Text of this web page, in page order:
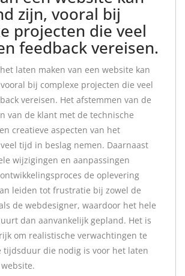
zijn, vooral bij
projecten die veel
feedback vereisen.
laten maken van een website kan
bij complexe projecten die veel
vereisen. Het afstemmen van de
van de klant met de technische
creatieve aspecten van het
tijd in beslag nemen. Daarnaast
wijzigingen en aanpassingen
de oplevering
leiden tot frustratie bij zowel de
de webdesigner, waardoor het hele
dan aanvankelijk gepland. Het is
om realistische verwachtingen te
tijdsduur die nodig is voor het laten